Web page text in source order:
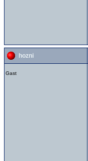
hozni
Gast